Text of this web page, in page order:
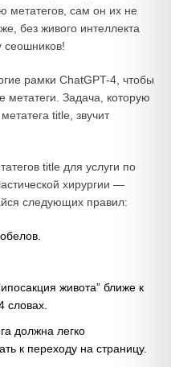
метатегов, сам он их не
без живого интеллекта
сеошников!
рамки ChatGPT-4, чтобы
метатеги. Задача, которую
title, звучит
title для услуги по
хирургии —
следующих правил:
живота” ближе к
словах.
должна легко
к переходу на страницу.